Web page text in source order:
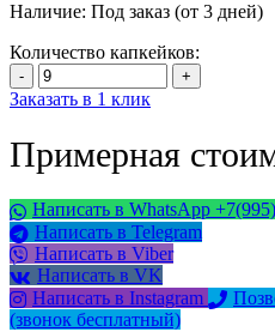
Наличие: Под заказ (от 3 дней)
Количество капкейков:
Заказать в 1 клик
Примерная
Написать в WhatsApp
Написать в Telegram
Написать в Viber
Написать в VK
Написать в Instagram
(звонок бесплатный)